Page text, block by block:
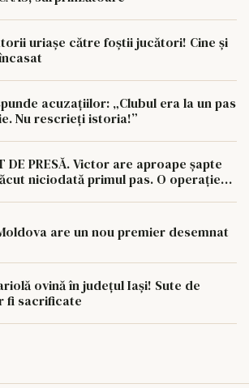
uriașe către foștii jucători! Cine și
acuzațiilor: „Clubul era la un pas
Nu rescrieți istoria!”
DE PRESĂ. Victor are aproape șapte
niciodată primul pas. O operație
are un nou premier desemnat
ovină în județul Iași! Sute de
fi sacrificate